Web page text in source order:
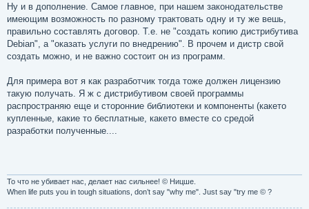
о
б
щ
е
и
е
Ну и в дополнение. Самое главное, при нашем законодательстве
имеющим возможность по разному трактовать одну и ту же вешь,
правильно составлять договор. Т.е. не "создать копию дистрибутива
Debian", а "оказать услуги по внедрению". В прочем и дистр свой
создать можно, и не важно состоит он из программ.
Для примера вот я как разработчик тогда тоже должен лицензию
такую получать. Я ж с дистрибутивом своей программы
распространяю еще и сторонние библиотеки и компоненты (какето
купленные, какие то бесплатные, какето вместе со средой
разработки полученные....
То что не убивает нас, делает нас сильнее! © Ницше.
When life puts you in tough situations, don’t say "why me". Just say "try me © ?